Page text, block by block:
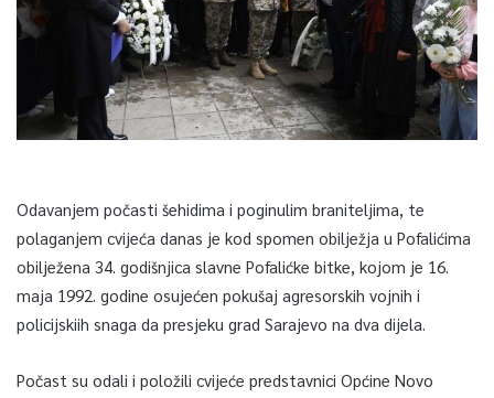
Odavanjem počasti šehidima i poginulim braniteljima, te
polaganjem cvijeća danas je kod spomen obilježja u Pofalićima
obilježena 34. godišnjica slavne Pofalićke bitke, kojom je 16.
maja 1992. godine osujećen pokušaj agresorskih vojnih i
policijskiih snaga da presjeku grad Sarajevo na dva dijela.
Počast su odali i položili cvijeće predstavnici Općine Novo